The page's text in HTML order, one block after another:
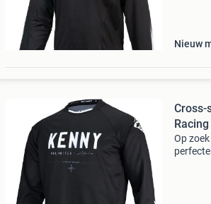
Nieuw
Cross-
Op